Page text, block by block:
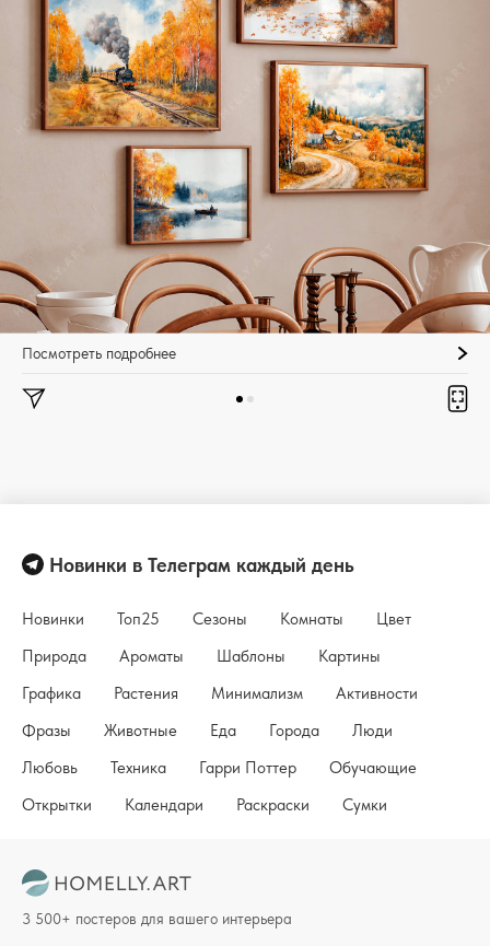
Посмотреть подробнее
Новинки в Телеграм каждый день
Новинки Топ25 Сезоны Комнаты
Цвет
Природа
Ароматы Шаблоны
Картины
Графика
Растения Минимализм
Активности
Фразы
Животные Еда Города
Люди
Любовь
Техника Гарри Поттер
Обучающие
Открытки
Календари Раскраски Сумки
3 500+ постеров для вашего интерьера